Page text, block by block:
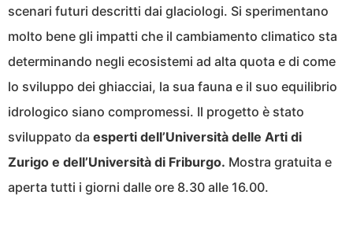
scenari futuri descritti dai glaciologi. Si sperimentano
molto bene gli impatti che il cambiamento climatico sta
determinando negli ecosistemi ad alta quota e di come
lo sviluppo dei ghiacciai, la sua fauna e il suo equilibrio
idrologico siano compromessi. Il progetto è stato
sviluppato da esperti dell’Università delle Arti di
Zurigo e dell’Università di Friburgo. Mostra gratuita e
aperta tutti i giorni dalle ore 8.30 alle 16.00.